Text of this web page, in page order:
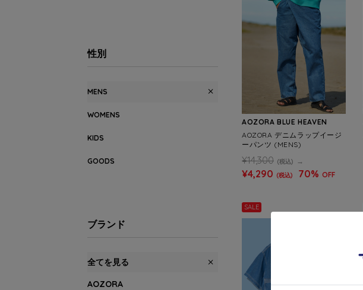
AOZORA BLUE HEAVEN
AOZORA デニムラップイージ
ーパンツ (MENS)
¥14,300 (税込)
¥4,290 (税込) 70% OFF
SALE
性別
MENS
WOMENS
KIDS
GOODS
ブランド
全てを見る
AOZORA